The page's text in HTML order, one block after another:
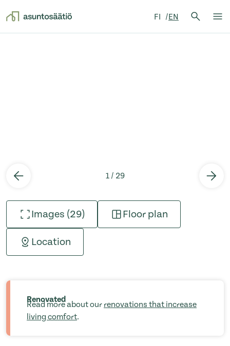
FI EN
Search
1 / 29
Images (29) Floor plan
Location
Renovated
Read more about our renovations that increase
living comfort.